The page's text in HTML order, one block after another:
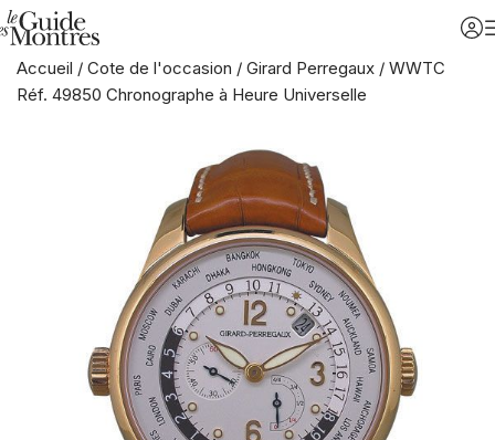
Accueil / Cote de l'occasion / Girard Perregaux / WWTC
Réf. 49850 Chronographe à Heure Universelle